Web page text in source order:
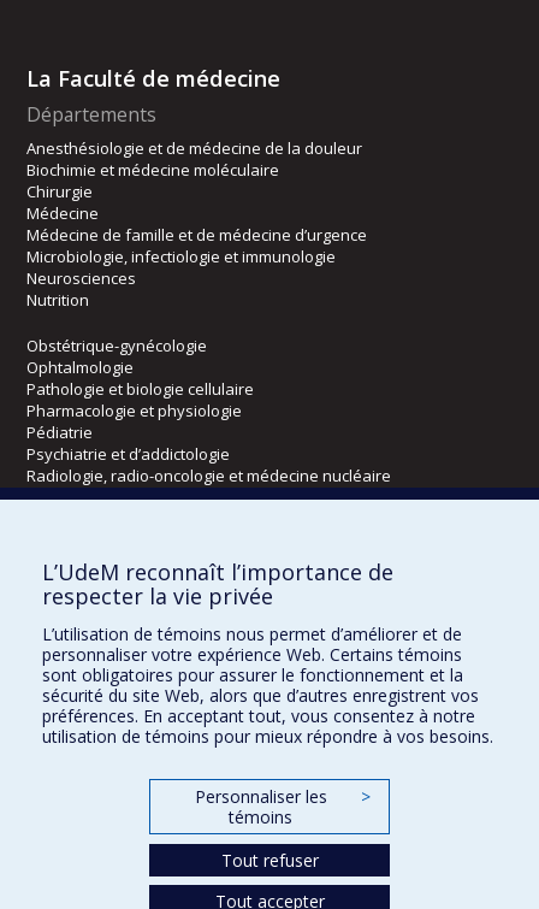
La Faculté de médecine
Départements
Anesthésiologie et de médecine de la douleur
Biochimie et médecine moléculaire
Chirurgie
Médecine
Médecine de famille et de médecine d’urgence
Microbiologie, infectiologie et immunologie
Neurosciences
Nutrition
Obstétrique-gynécologie
Ophtalmologie
Pathologie et biologie cellulaire
Pharmacologie et physiologie
Pédiatrie
Psychiatrie et d’addictologie
Radiologie, radio-oncologie et médecine nucléaire
Kinésiologie et des sciences de l’activité physique
Orthophonie et audiologie
Réadaptation
Directions
DPC
CPASS
L’UdeM reconnaît l’importance de
respecter la vie privée
L’utilisation de témoins nous permet d’améliorer et de
personnaliser votre expérience Web. Certains témoins
sont obligatoires pour assurer le fonctionnement et la
sécurité du site Web, alors que d’autres enregistrent vos
préférences. En acceptant tout, vous consentez à notre
utilisation de témoins pour mieux répondre à vos besoins.
Personnaliser les
témoins
>
Tout refuser
Tout accepter